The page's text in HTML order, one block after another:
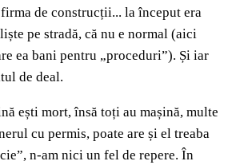
de construcții... la început era
pe stradă, că nu e normal (aici
ea bani pentru „proceduri”). Și iar
de deal.
ești mort, însă toți au mașină, multe
cu permis, poate are și el treaba
n-am nici un fel de repere. În